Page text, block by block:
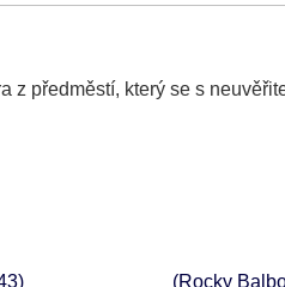
z předměstí, který se s
(Rocky